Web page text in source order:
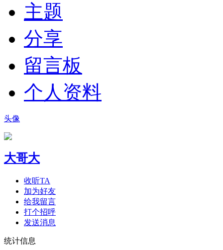
主题
分享
留言板
个人资料
头像
大哥大
收听TA
加为好友
给我留言
打个招呼
发送消息
统计信息